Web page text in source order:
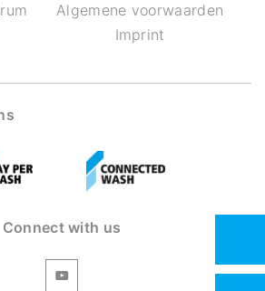
Algemene voorwaarden
Imprint
Connect with us